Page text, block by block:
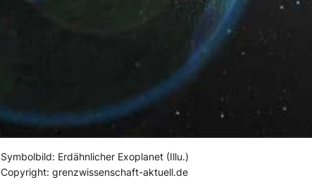
Symbolbild: Erdähnlicher Exoplanet (Illu.)
Copyright: grenzwissenschaft-aktuell.de